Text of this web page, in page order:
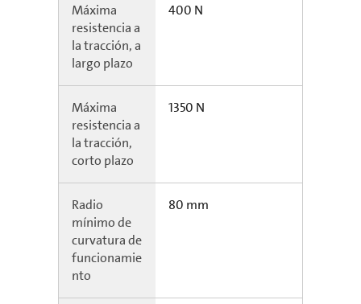
Máxima
resistencia a
la tracción, a
largo plazo
400 N
Máxima
resistencia a
la tracción,
corto plazo
1350 N
Radio
mínimo de
curvatura de
funcionamie
nto
80 mm